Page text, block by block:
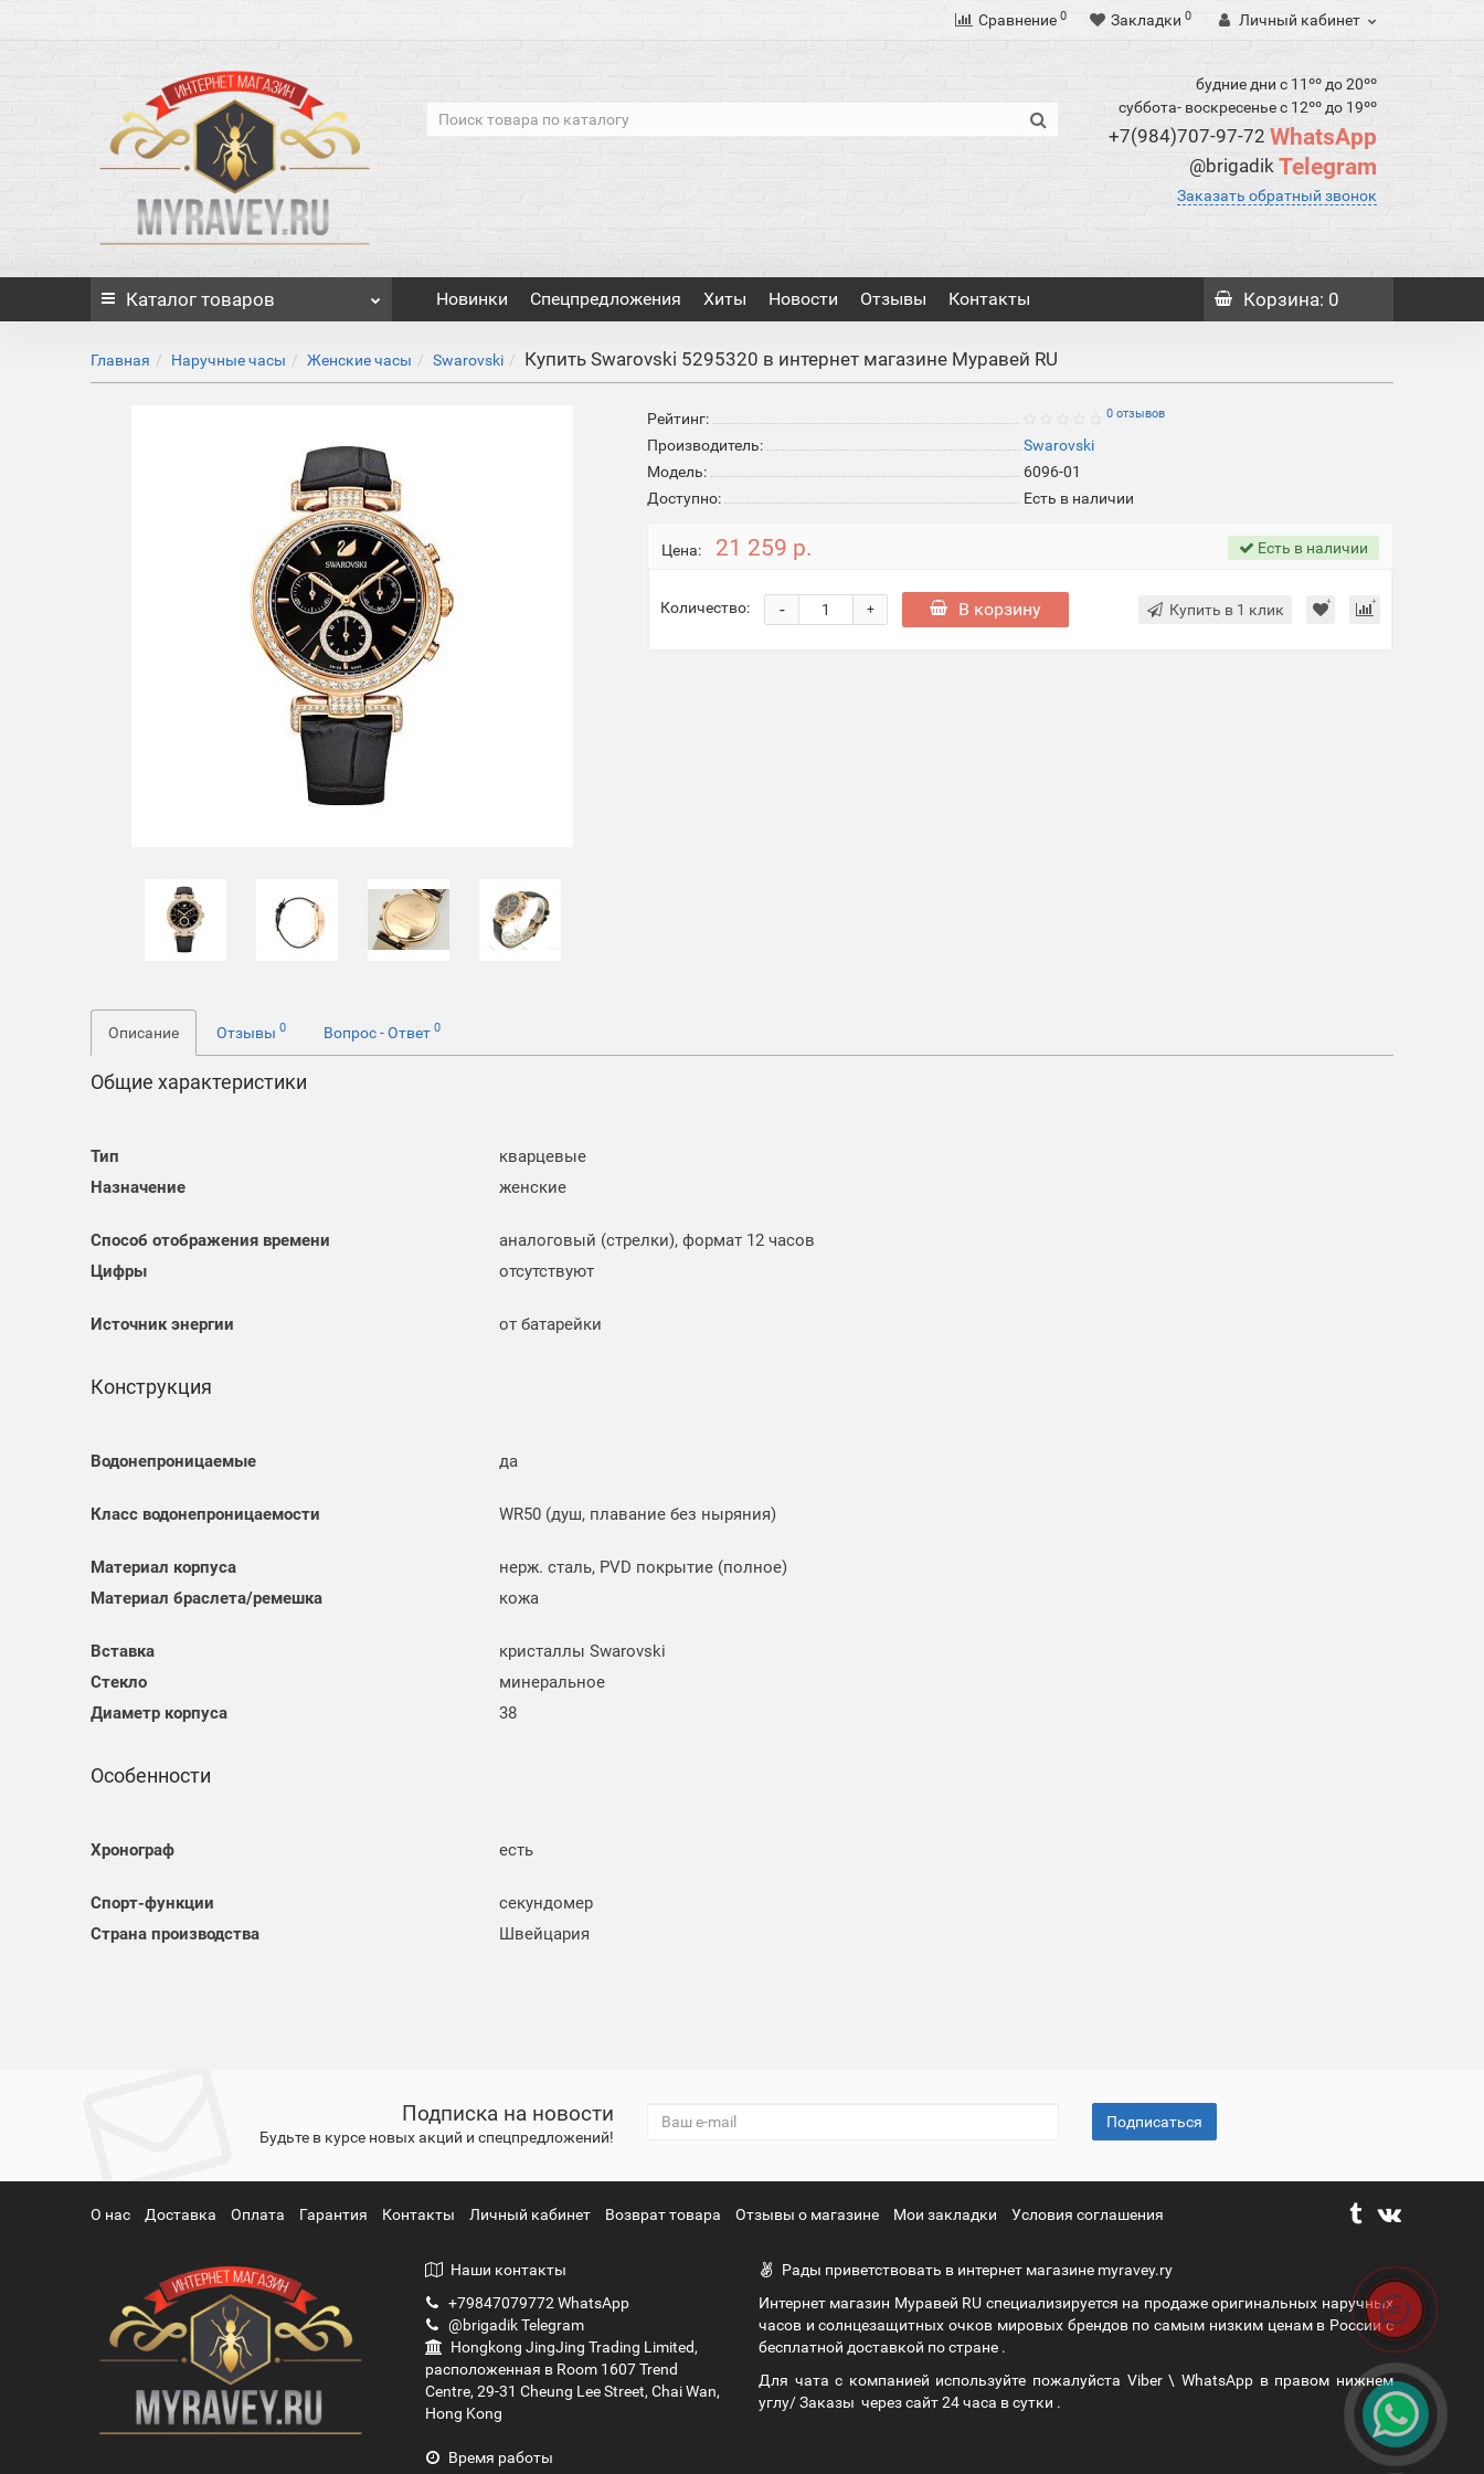
Сравнение 0 Закладки 0 Личный кабинет
будние дни с 11ºº до 20ºº
суббота- воскресенье с 12ºº до 19ºº
+7(984)707-97-72 WhatsApp
@brigadikTelegram
Заказать обратный звонок
Каталог товаров Новинки Спецпредложения Хиты Новости Отзывы Контакты Корзина: 0
Главная Наручные часы Женские часы Swarovski Купить Swarovski 5295320 в интернет магазине Муравей RU
Рейтинг: 0 отзывов
Производитель:
Swarovski
Модель:
6096-01
Доступно:
Есть в наличии
Цена: 21 259 р. Есть в наличии
Количество: +
- В корзину Купить в 1 клик
Описание Отзывы0 Вопрос - Ответ0
Общие характеристики
Тип
кварцевые
Назначение
женские
Способ отображения времени
аналоговый (стрелки), формат 12 часов
Цифры
отсутствуют
Источник энергии от батарейки
Конструкция
Водонепроницаемые да
Класс водонепроницаемости WR50 (душ, плавание без ныряния)
Материал корпуса
нерж. сталь, PVD покрытие (полное)
Материал браслета/ремешка
кожа
Вставка
кристаллы Swarovski
Стекло
минеральное
Диаметр корпуса
38
Особенности
Хронограф есть
Спорт-функции
секундомер
Страна производства
Швейцария
Подписка на новости
Будьте в курсе новых акций и спецпредложений!
Подписаться
О нас Доставка Оплата Гарантия Контакты Личный кабинет Возврат товара Отзывы о магазине Мои закладки Условия соглашения
Наши контакты
+79847079772 WhatsApp
@brigadik Telegram
Hongkong JingJing Trading Limited,
расположенная в Room 1607 Trend
Centre, 29-31 Cheung Lee Street, Chai Wan,
Hong Kong
Время работы
Рады приветствовать в интернет магазине myravey.ry
Интернет магазин Муравей RU специализируется на продаже оригинальных наручных
часов и солнцезащитных очков мировых брендов по самым низким ценам в России с
бесплатной доставкой по стране .
Для чата с компанией используйте пожалуйста Viber \ WhatsApp в правом нижнем
углу/ Заказы через сайт 24 часа в сутки .